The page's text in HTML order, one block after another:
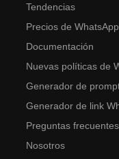
Tendencias
Precios de
Documentación
Nuevas políticas de
Generador de
Generador de link
Preguntas frecuentes
Nosotros